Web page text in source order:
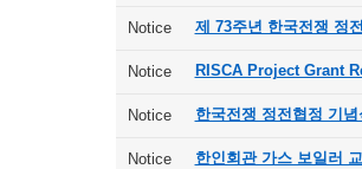
Notice 제 73주년 한국전쟁 정
Notice RISCA Project Grant
Notice 한국전쟁 정전협정 기념
Notice 한인회관 가스 보일러